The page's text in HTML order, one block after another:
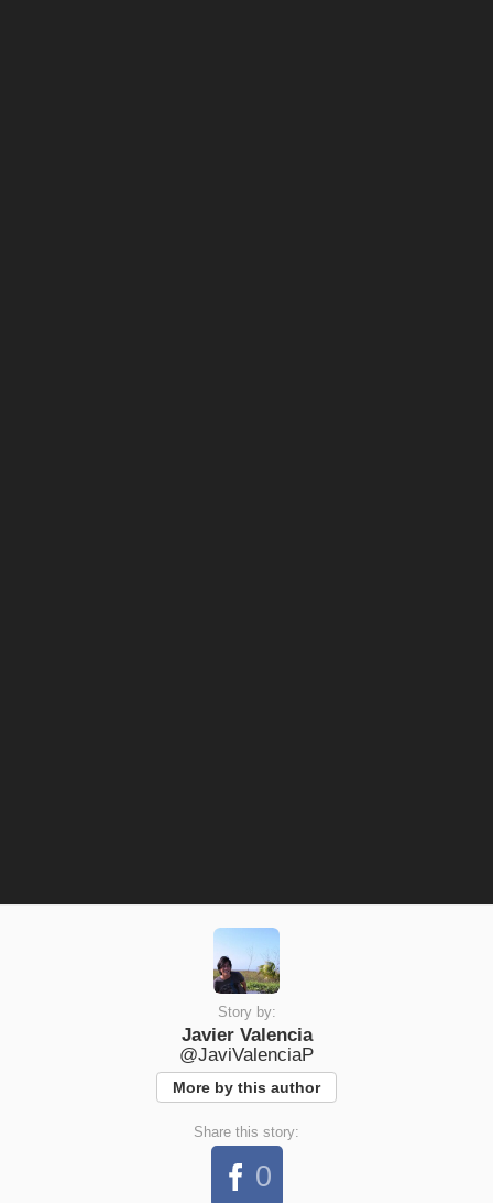
Story by:
Javier Valencia
@JaviValenciaP
More by this author
Share this story:
0